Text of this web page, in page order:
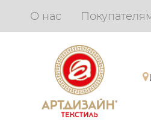
О нас